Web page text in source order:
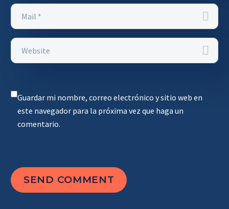
Guardar mi nombre, correo electrónico y sitio web en
este navegador para la próxima vez que haga un
comentario.
SEND COMMENT